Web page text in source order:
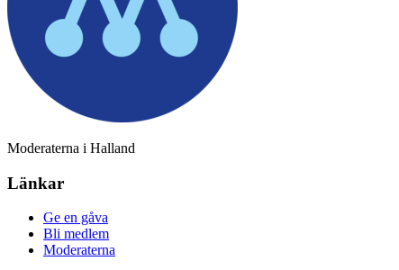
Moderaterna i Halland
Länkar
Ge en gåva
Bli medlem
Moderaterna